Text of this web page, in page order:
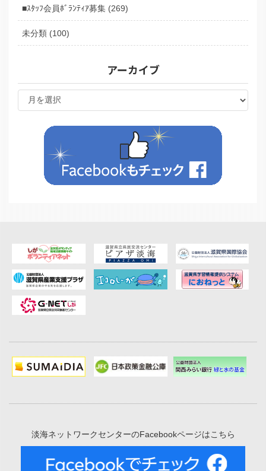
■ｽﾀｯﾌ会員ﾎﾞﾗﾝﾃｨｱ募集 (269)
未分類 (100)
アーカイブ
淡海ネットワークセンターのFacebookページはこちら